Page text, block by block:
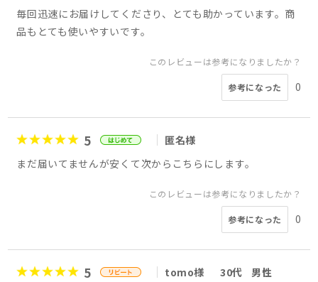
毎回迅速にお届けしてくださり、とても助かっています。商
品もとても使いやすいです。
このレビューは参考になりましたか？
参考になった 0
5
匿名様
まだ届いてませんが安くて次からこちらにします。
このレビューは参考になりましたか？
参考になった 0
5 tomo様 30代
男性